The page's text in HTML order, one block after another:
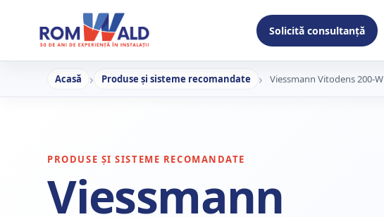
Solicită consultanță
Acasă Produse și sisteme recomandate Viessmann Vitodens 200-W
PRODUSE ȘI SISTEME RECOMANDATE
Viessmann